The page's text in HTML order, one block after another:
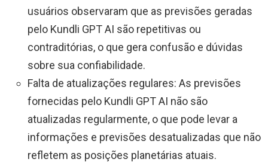
usuários observaram que as previsões geradas
pelo Kundli GPT AI são repetitivas ou
contraditórias, o que gera confusão e dúvidas
sobre sua confiabilidade.
Falta de atualizações regulares: As previsões
fornecidas pelo Kundli GPT AI não são
atualizadas regularmente, o que pode levar a
informações e previsões desatualizadas que não
refletem as posições planetárias atuais.